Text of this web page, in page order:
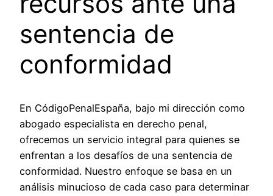
sentencia de
conformidad
En CódigoPenalEspaña, bajo mi dirección como
abogado especialista en derecho penal,
ofrecemos un servicio integral para quienes se
enfrentan a los desafíos de una sentencia de
conformidad. Nuestro enfoque se basa en un
análisis minucioso de cada caso para determinar